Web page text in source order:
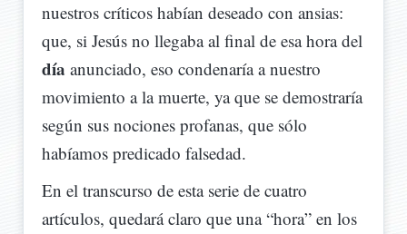
nuestros críticos habían deseado con ansias:
que, si Jesús no llegaba al final de esa hora del
día anunciado, eso condenaría a nuestro
movimiento a la muerte, ya que se demostraría
según sus nociones profanas, que sólo
habíamos predicado falsedad.
En el transcurso de esta serie de cuatro
artículos, quedará claro que una “hora” en los